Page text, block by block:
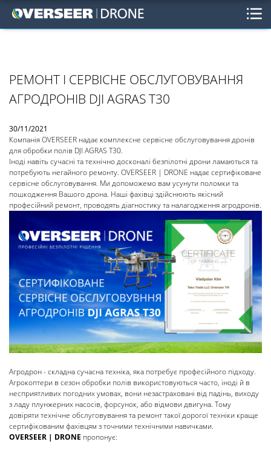
РЕМОНТ І СЕРВІСНЕ ОБСЛУГОВУВАННЯ
АГРОДРОНІВ DJI AGRAS T30
30/11/2021
Компанія OVERSEER надає комплексне сервісне обслуговування дронів
для обробки полів DJI AGRAS T30.
Іноді навіть сучасні та технічно досконалі безпілотні дрони ламаються та
потребують негайного ремонту. OVERSEER | DRONE надає сертифіковане
сервісне обслуговування. Ми допоможемо вам усунути поломки та
пошкодження Вашого дрона. Наші фахівці здійснюють якісний
професійний ремонт, проводять діагностику та налагодження агродронів.
Агродрон - складна сучасна техніка, яка потребує професійного підходу.
Агрокоптери в сезон обробки полів використовуються часто, іноді й в
несприятливих погодних умовах, вони незастраховані від падінь, виходу
з ладу плунжерних насосів, форсунок, або відмови двигуна. Тому
довіряти технічне обслуговування та ремонт такої дорогої техніки краще
сертифікованим фахівцям з точними технічними навичками.
OVERSEER | DRONE пропонує: